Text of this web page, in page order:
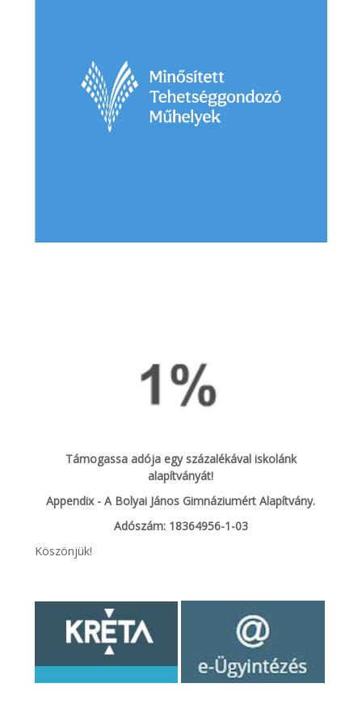
Támogassa adója egy százalékával iskolánk
alapítványát!
Appendix - A Bolyai János Gimnáziumért Alapítvány.
Adószám: 18364956-1-03
Köszönjük!